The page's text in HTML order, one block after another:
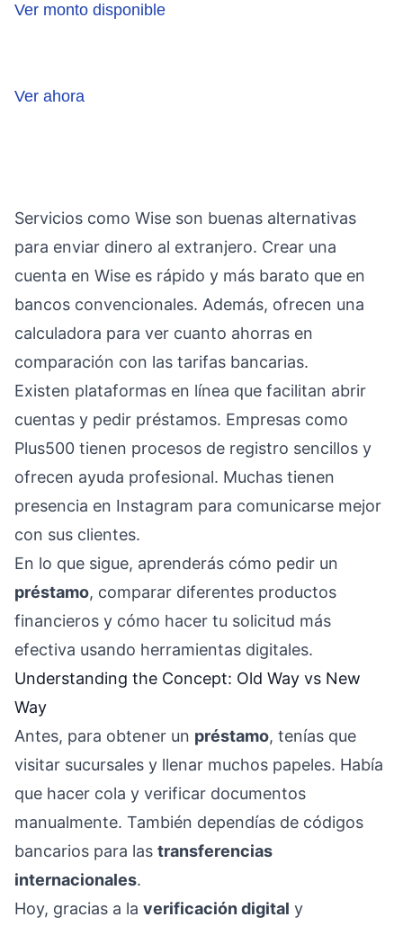
Ver monto disponible
Ver ahora
Servicios como Wise son buenas alternativas
para enviar dinero al extranjero. Crear una
cuenta en Wise es rápido y más barato que en
bancos convencionales. Además, ofrecen una
calculadora para ver cuanto ahorras en
comparación con las tarifas bancarias.
Existen plataformas en línea que facilitan abrir
cuentas y pedir préstamos. Empresas como
Plus500 tienen procesos de registro sencillos y
ofrecen ayuda profesional. Muchas tienen
presencia en Instagram para comunicarse mejor
con sus clientes.
En lo que sigue, aprenderás cómo pedir un
préstamo, comparar diferentes productos
financieros y cómo hacer tu solicitud más
efectiva usando herramientas digitales.
Understanding the Concept: Old Way vs New
Way
Antes, para obtener un préstamo, tenías que
visitar sucursales y llenar muchos papeles. Había
que hacer cola y verificar documentos
manualmente. También dependías de códigos
bancarios para las transferencias
internacionales.
Hoy, gracias a la verificación digital y